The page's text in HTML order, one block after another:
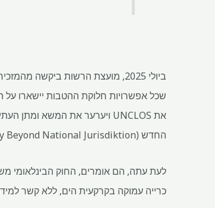
ביולי 2025, מועצת הרשות
החדש (Biodiversity Beyond National Jurisdiktion), אמנת האו"ם המובהקת שאומצה ב-2023.
לעת עתה, הם אומרים, החוק הבינלאומי
כרייה עמוקה בקרקעית הים, ללא קשר